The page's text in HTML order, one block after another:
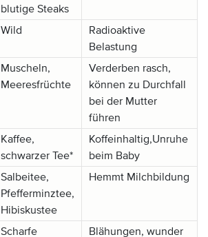
blutige Steaks
Wild
Radioaktive
Belastung
Muscheln,
Meeresfrüchte
Verderben rasch,
können zu Durchfall
bei der Mutter
führen
Kaffee,
schwarzer Tee*
Koffeinhaltig,Unruhe
beim Baby
Salbeitee,
Pfefferminztee,
Hibiskustee
Hemmt Milchbildung
Scharfe
Blähungen, wunder